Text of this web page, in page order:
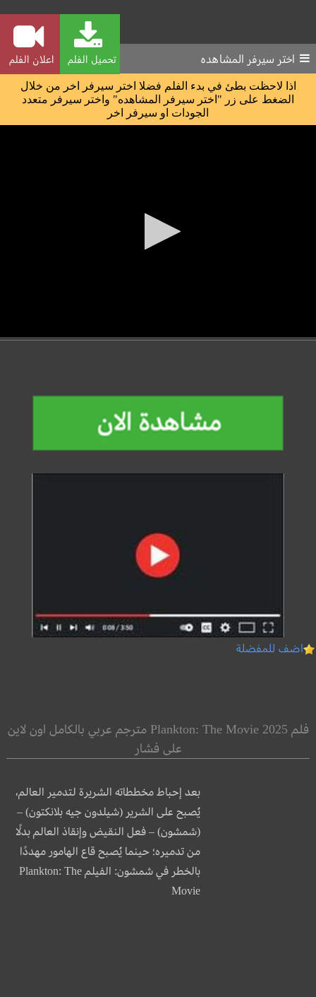
تحميل الفلم اعلان الفلم اختر سيرفر المشاهده
اذا لاحظت بطئ في بدء الفلم فضلا اختر سيرفر اخر من خلال
الضغط على زر "اختر سيرفر المشاهده" واختر سيرفر متعدد
الجودات او سيرفر اخر
اضف للمفضلة
فلم Plankton: The Movie 2025 مترجم عربي بالكامل اون لاين
على فشار
بعد إحباط مخططاته الشريرة لتدمير العالم،
يُصبح على الشرير (شيلدون جيه بلانكتون) –
(شمشون) – فعل النقيض وإنقاذ العالم بدلًا
من تدميره؛ حينما يُصبح قاع الهامور مهددًا
بالخطر في شمشون: الفيلم Plankton: The
Movie